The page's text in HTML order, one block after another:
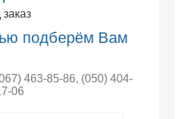
подберём Вам
463-85-86, (050) 404-
06